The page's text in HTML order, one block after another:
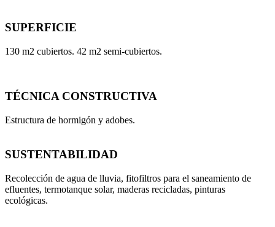
SUPERFICIE
130 m2 cubiertos. 42 m2 semi-cubiertos.
TÉCNICA CONSTRUCTIVA
Estructura de hormigón y adobes.
SUSTENTABILIDAD
Recolección de agua de lluvia, fitofiltros para el saneamiento de
efluentes, termotanque solar, maderas recicladas, pinturas
ecológicas.